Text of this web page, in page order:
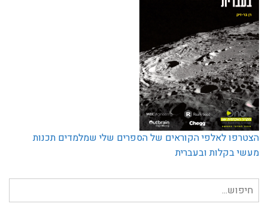
הצטרפו לאלפי הקוראים של הספרים שלי שמלמדים תכנות
מעשי בקלות ובעברית
חיפוש
עבור: